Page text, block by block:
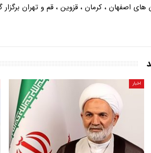
اصفهان ، کرمان ، قزوین ، قم و تهران
اخبار